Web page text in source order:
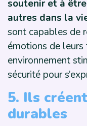
soutenir et à
autres dans la
sont capables de
émotions de
environnement
sécurité pour
5. Ils
durables